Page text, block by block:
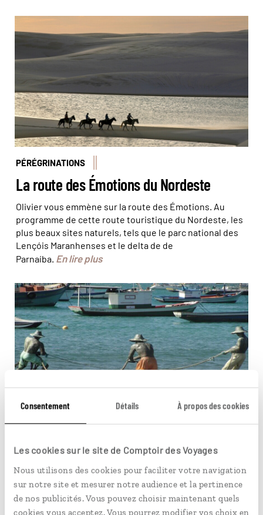
Consentement Détails À propos des cookies
Les cookies sur le site de Comptoir des Voyages
Nous utilisons des cookies pour faciliter votre navigation
sur notre site et mesurer notre audience et la pertinence
de nos publicités. Vous pouvez choisir maintenant quels
cookies vous acceptez. Vous pourrez modifier vos choix en
Maranhenses © Sylvain Chatenoud
PÉRÉGRINATIONS
La route des Émotions du Nordeste
Olivier vous emmène sur la route des Émotions. Au
programme de cette route touristique du Nordeste, les
plus beaux sites naturels, tels que le parc national des
Lençóis Maranhenses et le delta de de
Parnaíba. En lire plus
Búzios a perpétué une tradition de la pêche ©
kadufernandiz
Búzios hors saison
La station est l'une des stations balnéaires les plus
prisées du Brésil et elle accueille chaque année des
voyageurs venus des quatre coins du monde. Pourtant,